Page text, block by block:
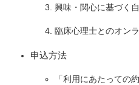
興味・関心に基づく
臨床心理士とのオン
申込方法
「利用にあたっての